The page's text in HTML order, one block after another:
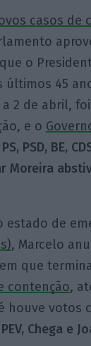
casos de
o
45
2 de abril,
e o
PS, PSD, BE,
Moreira
de
, Marcelo
que
contenção,
houve votos
Chega e